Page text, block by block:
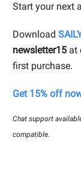
Start your next
Download
newsletter15 at
first purchase.
Get 15% off
Chat support
compatible.